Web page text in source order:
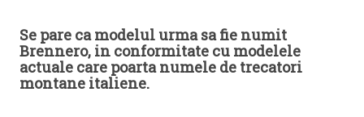
Se pare ca modelul urma sa fie numit
Brennero, in conformitate cu modelele
actuale care poarta numele de trecatori
montane italiene.